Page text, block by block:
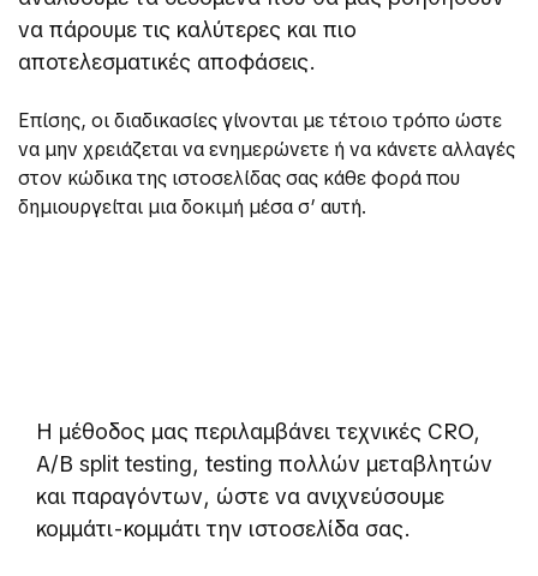
να πάρουμε τις καλύτερες και πιο
αποτελεσματικές αποφάσεις.
Επίσης, οι διαδικασίες γίνονται με τέτοιο τρόπο ώστε
να μην χρειάζεται να ενημερώνετε ή να κάνετε αλλαγές
στον κώδικα της ιστοσελίδας σας κάθε φορά που
δημιουργείται μια δοκιμή μέσα σ’ αυτή.
Η μέθοδος μας περιλαμβάνει τεχνικές CRO,
Α/Β split testing, testing πολλών μεταβλητών
και παραγόντων, ώστε να ανιχνεύσουμε
κομμάτι-κομμάτι την ιστοσελίδα σας.